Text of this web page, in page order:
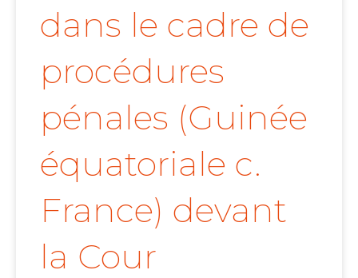
dans le cadre de
procédures
pénales (Guinée
équatoriale c.
France) devant
la Cour